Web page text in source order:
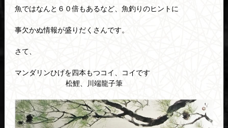
魚ではなんと６０倍もあるなど、魚釣りのヒントに
事欠かぬ情報が盛りだくさんです。
さて、
マンダリンひげを四本もつコイ、コイです
松鯉、川端龍子筆